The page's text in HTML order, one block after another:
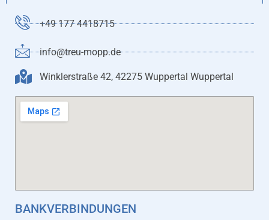
+49 177 4418715
info@treu-mopp.de
Winklerstraße 42, 42275 Wuppertal Wuppertal
BANKVERBINDUNGEN